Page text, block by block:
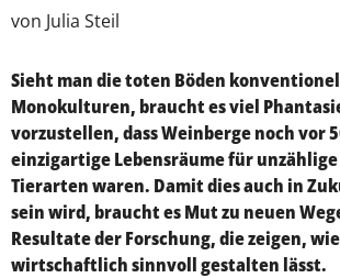
von Julia Steil
Sieht man die toten Böden
Monokulturen, braucht es viel
vorzustellen, dass Weinberge noch vor
einzigartige Lebensräume für
Tierarten waren. Damit dies auch in
sein wird, braucht es Mut zu neuen
Resultate der Forschung, die zeigen,
wirtschaftlich sinnvoll gestalten lässt.